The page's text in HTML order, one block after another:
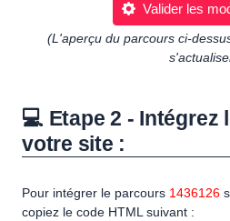
(L'aperçu du parcours ci-
💻 Etape 2 - Intégrez
votre site :
Pour intégrer le parcours 1436126
copiez le code HTML suivant :